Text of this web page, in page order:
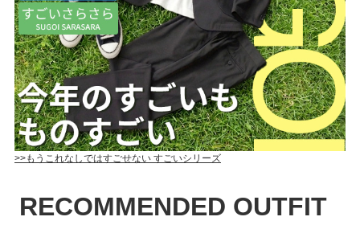
>>もうこれなしではすごせない すごいシリーズ
RECOMMENDED OUTFIT